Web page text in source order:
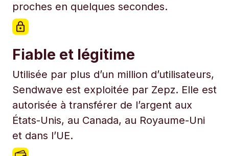
proches en quelques secondes.
Fiable et légitime
Utilisée par plus d’un million d’utilisateurs,
Sendwave est exploitée par Zepz. Elle est
autorisée à transférer de l’argent aux
États-Unis, au Canada, au Royaume-Uni
et dans l’UE.